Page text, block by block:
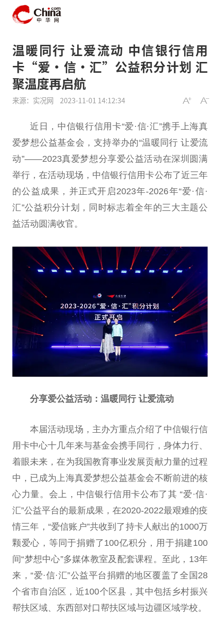
温暖同行 让爱流动 中信银行信用
卡“爱·信·汇”公益积分计划 汇
聚温度再启航
来源：实况网 2023-11-01 14:12:34
近 日，中信银行信用卡“爱·信·汇”携手上海真
爱梦想公益基金会，支持举办的“温暖同行 让爱流
动”——2023真爱梦想分享爱公益活动在深圳圆满
举行，在活动现场，中信银行信用卡公布了近三年
的公益成果，并正式开启2023年-2026年“爱·信·
汇”公益积分计划，同时标志着全年的三大主题公
益活动圆满收官。
分享爱公益活动：温暖同行 让爱流动
本届活动现场，主办方重点介绍了中信银行信
用卡中心十几年来与基金会携手同行，身体力行、
着眼未来，在为我国教育事业发展贡献力量的过程
中，已成为上海真爱梦想公益基金会不断前进的核
心力量。会上，中信银行信用卡公布了其 “爱·信·
汇”公益平台的最新成果，在2020-2022最艰难的疫
情三年，“爱信账户”共收到了持卡人献出的1000万
颗爱心，等同于捐赠了100亿积分，用于捐建100
间“梦想中心”多媒体教室及配套课程。至此，13年
来，“爱·信·汇”公益平台捐赠的地区覆盖了全国28
个省市自治区， 近100个区县，其中包括 乡村振兴
帮扶区域、东西部对口帮扶区域与边疆区域学校。